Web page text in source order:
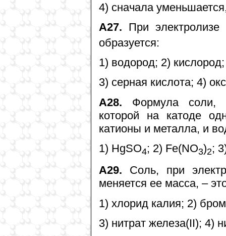
4) сначала
А27. При электролизе
образуется:
1) водород; 2) кислород;
3) серная кислота; 4)
А28. Формула соли,
которой на катоде
катионы и металла, и
1) HgSO4; 2) Fe(NO3)2;
А29. Соль, при
меняется ее масса, –
1) хлорид калия; 2)
3) нитрат железа(II); 4)